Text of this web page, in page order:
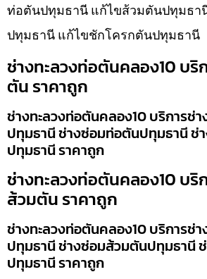
ท่อตันปทุมธานี แก้ไขส้วมตันปทุมธา
ปทุมธานี แก้ไขชักโครกตันปทุมธานี
ช่างทะลวงท่อตันคลอง10 บริ
ตัน ราคาถูก
ช่างทะลวงท่อตันคลอง10 บริการช่
ปทุมธานี ช่างซ่อมท่อตันปทุมธานี ช่
ปทุมธานี ราคาถูก
ช่างทะลวงท่อตันคลอง10 บริ
ส้วมตัน ราคาถูก
ช่างทะลวงท่อตันคลอง10 บริการช่
ปทุมธานี ช่างซ่อมส้วมตันปทุมธานี
ปทุมธานี ราคาถูก